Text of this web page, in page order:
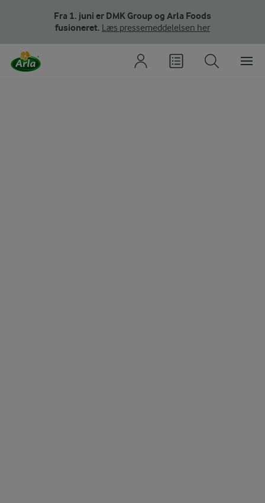
Fra 1. juni er DMK Group og Arla Foods
fusioneret. Læs pressemeddelelsen her